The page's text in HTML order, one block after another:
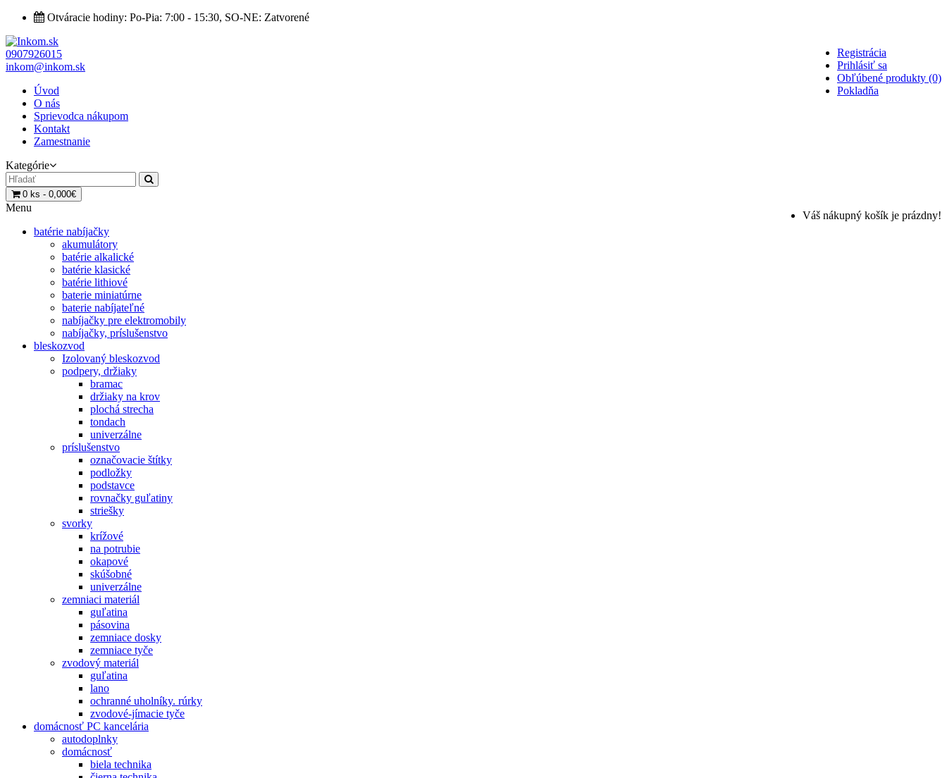
Otváracie hodiny: Po-Pia: 7:00 - 15:30, SO-NE: Zatvorené
Registrácia
Prihlásiť sa
Obľúbené produkty (0)
Pokladňa
0907926015
inkom@inkom.sk
Úvod
O nás
Sprievodca nákupom
Kontakt
Zamestnanie
Kategórie
0 ks - 0,000€
Váš nákupný košík je prázdny!
Menu
batérie nabíjačky
akumulátory
batérie alkalické
batérie klasické
batérie lithiové
baterie miniatúrne
baterie nabíjateľné
nabíjačky pre elektromobily
nabíjačky, príslušenstvo
bleskozvod
Izolovaný bleskozvod
podpery, držiaky
bramac
držiaky na krov
plochá strecha
tondach
univerzálne
príslušenstvo
označovacie štítky
podložky
podstavce
rovnačky guľatiny
striešky
svorky
krížové
na potrubie
okapové
skúšobné
univerzálne
zemniaci materiál
guľatina
pásovina
zemniace dosky
zemniace tyče
zvodový materiál
guľatina
lano
ochranné uholníky. rúrky
zvodové-jímacie tyče
domácnosť PC kancelária
autodoplnky
domácnosť
biela technika